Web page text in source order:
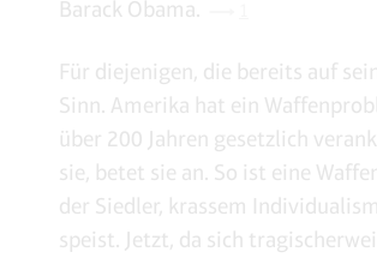
Barack Obama.
Für diejenigen, die bereits auf
Sinn. Amerika hat ein
über 200 Jahren gesetzlich
sie, betet sie an. So ist eine
der Siedler, krassem
speist. Jetzt, da sich